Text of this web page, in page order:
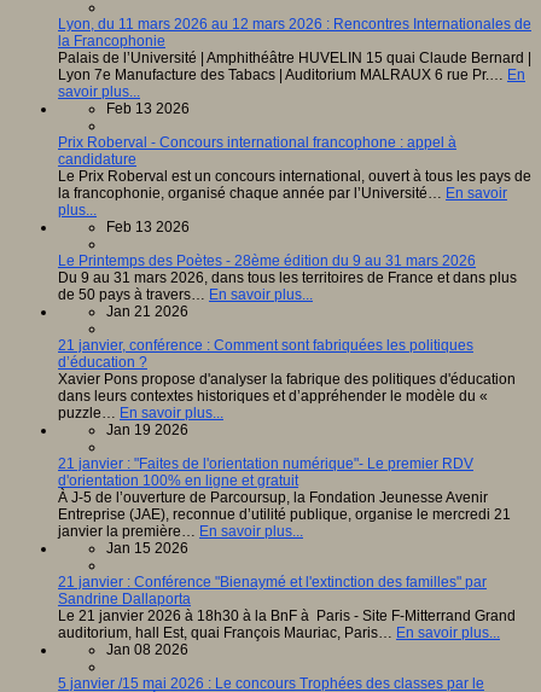
Lyon, du 11 mars 2026 au 12 mars 2026 : Rencontres Internationales de
la Francophonie
Palais de l’Université | Amphithéâtre HUVELIN 15 quai Claude Bernard |
Lyon 7e Manufacture des Tabacs | Auditorium MALRAUX 6 rue Pr.… En
savoir plus...
Feb 13 2026
Prix Roberval - Concours international francophone : appel à
candidature
Le Prix Roberval est un concours international, ouvert à tous les pays de
la francophonie, organisé chaque année par l’Université… En savoir
plus...
Feb 13 2026
Le Printemps des Poètes - 28ème édition du 9 au 31 mars 2026
Du 9 au 31 mars 2026, dans tous les territoires de France et dans plus
de 50 pays à travers… En savoir plus...
Jan 21 2026
21 janvier, conférence : Comment sont fabriquées les politiques
d’éducation ?
Xavier Pons propose d'analyser la fabrique des politiques d'éducation
dans leurs contextes historiques et d’appréhender le modèle du «
puzzle… En savoir plus...
Jan 19 2026
21 janvier : "Faites de l'orientation numérique"- Le premier RDV
d'orientation 100% en ligne et gratuit
À J-5 de l’ouverture de Parcoursup, la Fondation Jeunesse Avenir
Entreprise (JAE), reconnue d’utilité publique, organise le mercredi 21
janvier la première… En savoir plus...
Jan 15 2026
21 janvier : Conférence "Bienaymé et l'extinction des familles" par
Sandrine Dallaporta
Le 21 janvier 2026 à 18h30 à la BnF à Paris - Site F-Mitterrand Grand
auditorium, hall Est, quai François Mauriac, Paris… En savoir plus...
Jan 08 2026
5 janvier /15 mai 2026 : Le concours Trophées des classes par le